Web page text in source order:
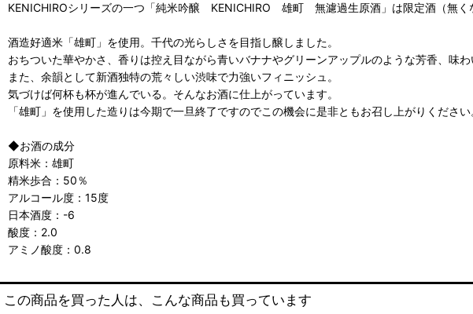
KENICHIROシリーズの一つ「純米吟醸 KENICHIRO 雄町 無濾過生原酒」は限定酒（無く
酒造好適米「雄町」を使用。千代の光らしさを目指し醸しました。
おちついた華やかさ、香りは控え目ながら青いバナナやグリーンアップルのような芳香、味
また、余韻として新酒独特の荒々しい渋味で力強いフィニッシュ。
気づけば何杯も杯が進んでいる。そんなお酒に仕上がっています。
「雄町」を使用した造りは今期で一旦終了ですのでこの機会に是非ともお召し上がりください
◆お酒の成分
原料米：雄町
精米歩合：50％
アルコール度：15度
日本酒度：-6
酸度：2.0
アミノ酸度：0.8
この商品を買った人は、こんな商品も買っています